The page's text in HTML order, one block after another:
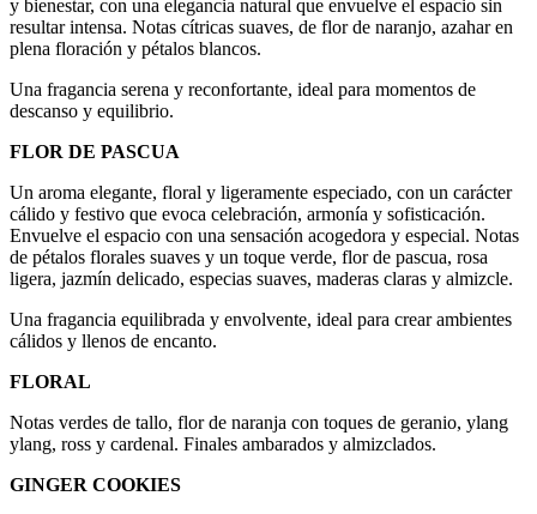
y bienestar, con una elegancia natural que envuelve el espacio sin
resultar intensa. Notas cítricas suaves, de flor de naranjo, azahar en
plena floración y pétalos blancos.
Una fragancia serena y reconfortante, ideal para momentos de
descanso y equilibrio.
FLOR DE PASCUA
Un aroma elegante, floral y ligeramente especiado, con un carácter
cálido y festivo que evoca celebración, armonía y sofisticación.
Envuelve el espacio con una sensación acogedora y especial. Notas
de pétalos florales suaves y un toque verde, flor de pascua, rosa
ligera, jazmín delicado, especias suaves, maderas claras y almizcle.
Una fragancia equilibrada y envolvente, ideal para crear ambientes
cálidos y llenos de encanto.
FLORAL
Notas verdes de tallo, flor de naranja con toques de geranio, ylang
ylang, ross y cardenal. Finales ambarados y almizclados.
GINGER COOKIES